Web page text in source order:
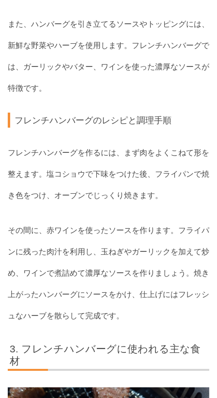
また、ハンバーグを引き立てるソースやトッピングには、
新鮮な野菜やハーブを使用します。フレンチハンバーグで
は、ガーリックやバター、ワインを使った濃厚なソースが
特徴です。
フレンチハンバーグのレシピと調理手順
フレンチハンバーグを作るには、まず肉をよくこねて形を
整えます。塩コショウで下味をつけた後、フライパンで焼
き色をつけ、オーブンでじっくり焼きます。
その間に、赤ワインを使ったソースを作ります。フライパ
ンに残った肉汁を利用し、玉ねぎやガーリックを加えて炒
め、ワインで煮詰めて濃厚なソースを作りましょう。焼き
上がったハンバーグにソースをかけ、仕上げにはフレッシ
ュなハーブを散らして完成です。
フレンチハンバーグに使われる主な食
材